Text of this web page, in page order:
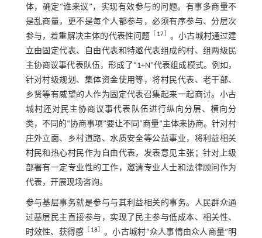
体，确定“谁来议”，实现有效参与的问题。有事多商量不
是乱商量，更不是每个人都参与，必须有序参与、分层次
参与，着重解决主体的代表性问题
17］ 。小古城村通过建
立由固定代表、自由代表和特邀代表组成的村、组两级民
主协商议事代表队伍，形成了“1+N”代表组成模式。例如，
针对村级规划、集体资金使用等，将村民代表、老干部、
乡贤等有威望的人作为固定代表召集起来一起商讨。小古
城村还对民主协商议事代表队伍进行纵向分层、横向分
类，不同的“协商事项”要让不同“商量”主体来协商。针对村
庄外立面、乡村道路、水质安全等公益事业，将利益相关
村民和热心村民作为自由代表，发表意见主张；针对上级
部署有一定专业性的工作，邀请专业人士和法律顾问作为
代表，开展现场咨询。
参与基层事务就是参与与其利益相关的事务。人民群众通
过基层民主直接参与，实现了民主参与低成本、相关性、
时效性、获得感
18
。小古城村“众人事情由众人商量”明